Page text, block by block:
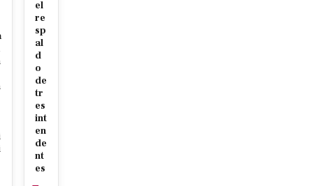
el
re
sp
al
d
o
de
tr
es
int
en
de
nt
es